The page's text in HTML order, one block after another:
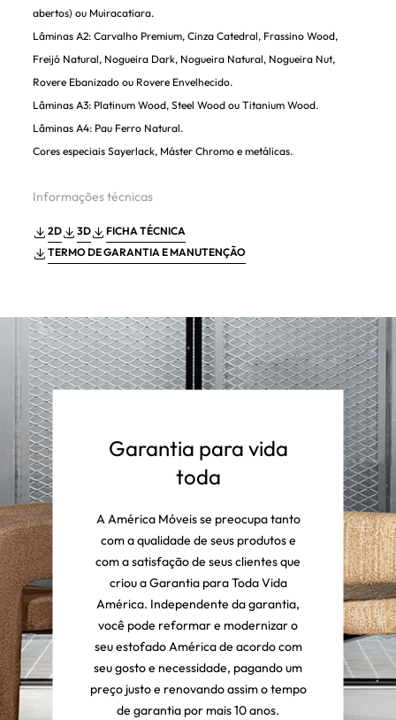
abertos) ou Muiracatiara.
Lâminas A2: Carvalho Premium, Cinza Catedral, Frassino Wood,
Freijó Natural, Nogueira Dark, Nogueira Natural, Nogueira Nut,
Rovere Ebanizado ou Rovere Envelhecido.
Lâminas A3: Platinum Wood, Steel Wood ou Titanium Wood.
Lâminas A4: Pau Ferro Natural.
Cores especiais Sayerlack, Máster Chromo e metálicas.
Informações técnicas
2D 3D
FICHA TÉCNICA
TERMO DE GARANTIA E MANUTENÇÃO
Garantia para vida
toda
A América Móveis se preocupa tanto
com a qualidade de seus produtos e
com a satisfação de seus clientes que
criou a Garantia para Toda Vida
América. Independente da garantia,
você pode reformar e modernizar o
seu estofado América de acordo com
seu gosto e necessidade, pagando um
preço justo e renovando assim o tempo
de garantia por mais 10 anos.